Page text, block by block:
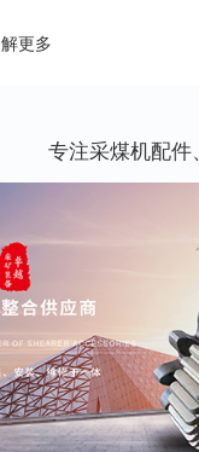
更多
专注采煤机配